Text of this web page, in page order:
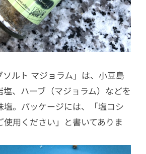
度 ☆☆☆☆☆スイカ
度 ★☆☆☆☆イチジク
度 ★★★★★ 冷奴
ソルト マジョラム」は、小豆島
、ハーブ（マジョラム）などを
塩。パッケージには、「塩コシ
使用ください」と書いてありま